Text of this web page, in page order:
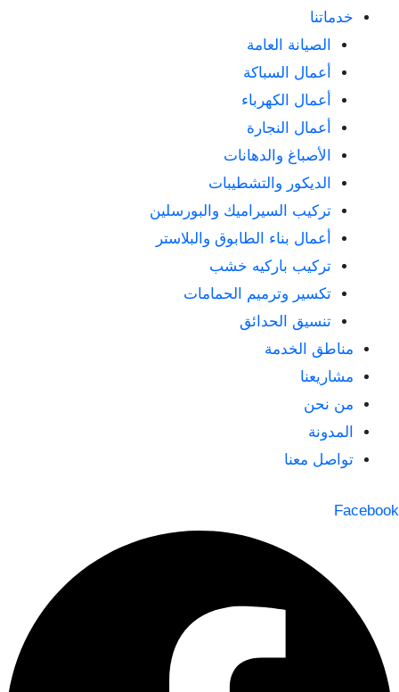
خدماتنا
الصيانة العامة
أعمال السباكة
أعمال الكهرباء
أعمال النجارة
الأصباغ والدهانات
الديكور والتشطيبات
تركيب السيراميك والبورسلين
أعمال بناء الطابوق والبلاستر
تركيب باركيه خشب
تكسير وترميم الحمامات
تنسيق الحدائق
مناطق الخدمة
مشاريعنا
من نحن
المدونة
تواصل معنا
Facebook